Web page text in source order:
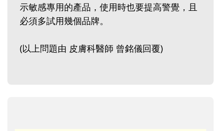
示敏感專用的產品，使用時也要提高警覺，且
必須多試用幾個品牌。
(以上問題由 皮膚科醫師 曾銘儀回覆)